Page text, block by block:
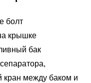
болт
крышке
бак
кран между баком и